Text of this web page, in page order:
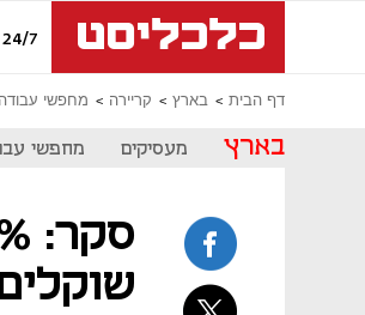
24/7
דף הבית בארץ קריירה מחפשי עבודה
בארץ מעסיקים מחפשי